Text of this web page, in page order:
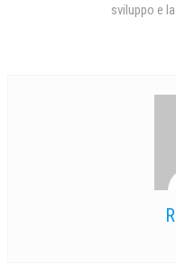
sviluppo e